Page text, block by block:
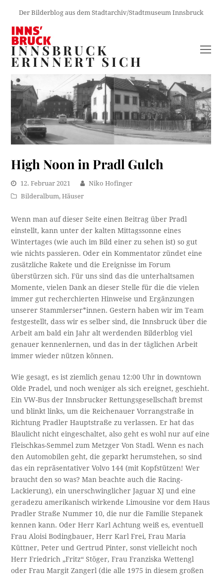
Der Bilderblog aus dem Stadtarchiv/Stadtmuseum Innsbruck
INNSBRUCK
ERINNERT SICH
High Noon in Pradl Gulch
12. Februar 2021
Niko Hofinger
Bilderalbum,Häuser
Wenn man auf dieser Seite einen Beitrag über Pradl
einstellt, kann unter der kalten Mittagssonne eines
Wintertages (wie auch im Bild einer zu sehen ist) so gut
wie nichts passieren. Oder ein Kommentator zündet eine
zusätzliche Rakete und die Ereignisse im Forum
überstürzen sich. Für uns sind das die unterhaltsamen
Momente, vielen Dank an dieser Stelle für die die vielen
immer gut recherchierten Hinweise und Ergänzungen
unserer Stammlerser*innen. Gestern haben wir im Team
festgestellt, dass wir es selber sind, die Innsbruck über die
Arbeit am bald ein Jahr alt werdenden Bilderblog viel
genauer kennenlernen, und das in der täglichen Arbeit
immer wieder nützen können.
Wie gesagt, es ist ziemlich genau 12:00 Uhr in downtown
Olde Pradel, und noch weniger als sich ereignet, geschieht.
Ein VW-Bus der Innsbrucker Rettungsgesellschaft bremst
und blinkt links, um die Reichenauer Vorrangstraße in
Richtung Pradler Hauptstraße zu verlassen. Er hat das
Blaulicht nicht eingeschaltet, also geht es wohl nur auf eine
Fleischkas-Semmel zum Metzger Von Stadl. Wenn es nach
den Automobilen geht, die geparkt herumstehen, so sind
das ein repräsentativer Volvo 144 (mit Kopfstützen! Wer
braucht den so was? Man beachte auch die Racing-
Lackierung), ein unerschwinglicher Jaguar XJ und eine
geradezu amerikanisch wirkende Limousine vor dem Haus
Pradler Straße Nummer 10, die nur die Familie Stepanek
kennen kann. Oder Herr Karl Achtung weiß es, eventuell
Frau Aloisi Bodingbauer, Herr Karl Frei, Frau Maria
Küttner, Peter und Gertrud Pinter, sonst vielleicht noch
Herr Friedrich „Fritz“ Stöger, Frau Franziska Wettengl
oder Frau Margit Zangerl (die alle 1975 in diesem großen